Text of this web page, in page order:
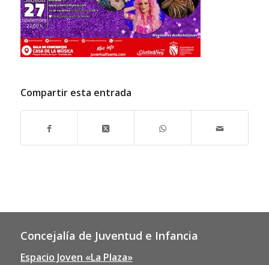
Compartir esta entrada
Concejalía de Juventud e Infancia
Espacio Joven «La Plaza»